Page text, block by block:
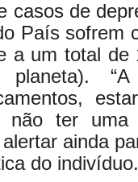
casos de
País sofrem
a um total de
ter uma
ainda
do indivíduo.